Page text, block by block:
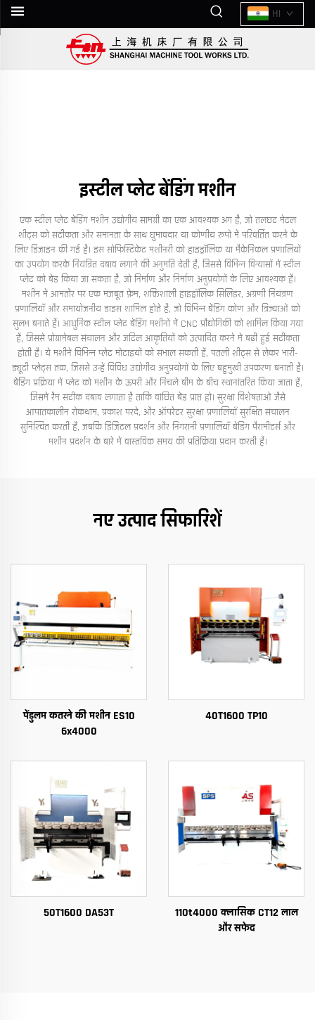
HI
इस्टील प्लेट बेंडिंग मशीन
एक स्टील प्लेट बेंडिंग मशीन उद्योगीय सामग्री का एक आवश्यक अंग है, जो तलछट मेटल
शीट्स को सटीकता और समानता के साथ घुमावदार या कोणीय रूपों में परिवर्तित करने के
लिए डिज़ाइन की गई है। इस सोफिस्टिकेट मशीनरी को हाइड्रॉलिक या मैकेनिकल प्रणालियों
का उपयोग करके नियंत्रित दबाव लगाने की अनुमति देती है, जिससे विभिन्न विन्यासों में स्टील
प्लेट को बेंड किया जा सकता है, जो निर्माण और निर्माण अनुप्रयोगों के लिए आवश्यक है।
मशीन में आमतौर पर एक मजबूत फ़्रेम, शक्तिशाली हाइड्रॉलिक सिलिंडर, अग्रणी नियंत्रण
प्रणालियाँ और समायोजनीय डाइस शामिल होते हैं, जो विभिन्न बेंडिंग कोण और त्रिज्याओं को
सुलभ बनाते हैं। आधुनिक स्टील प्लेट बेंडिंग मशीनों में CNC प्रौद्योगिकी को शामिल किया गया
है, जिससे प्रोग्रामेबल संचालन और जटिल आकृतियों को उत्पादित करने में बढ़ी हुई सटीकता
होती है। ये मशीनें विभिन्न प्लेट मोटाइयों को संभाल सकती हैं, पतली शीट्स से लेकर भारी-
ड्यूटी प्लेट्स तक, जिससे उन्हें विविध उद्योगीय अनुप्रयोगों के लिए बहुमुखी उपकरण बनाती है।
बेंडिंग प्रक्रिया में प्लेट को मशीन के ऊपरी और निचले बीम के बीच स्थानांतरित किया जाता है,
जिसमें रैम सटीक दबाव लगाता है ताकि वांछित बेंड प्राप्त हो। सुरक्षा विशेषताओं जैसे
आपातकालीन रोकथाम, प्रकाश परदे, और ऑपरेटर सुरक्षा प्रणालियाँ सुरक्षित संचालन
सुनिश्चित करती हैं, जबकि डिजिटल प्रदर्शन और निगरानी प्रणालियाँ बेंडिंग पैरामीटर्स और
मशीन प्रदर्शन के बारे में वास्तविक समय की प्रतिक्रिया प्रदान करती हैं।
नए उत्पाद सिफारिशें
पेंडुलम कतरने की मशीन ES10
6x4000
40T1600 TP10
50T1600 DA53T
110t4000 क्लासिक CT12 लाल
और सफेद